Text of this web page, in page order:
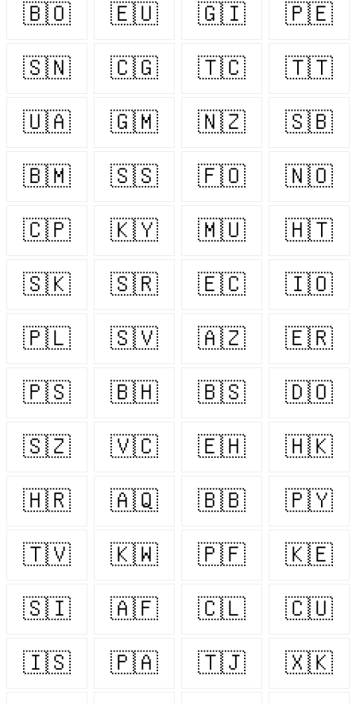
🇧🇴 🇪🇺 🇬🇮 🇵🇪
🇸🇳 🇨🇬 🇹🇨 🇹🇹
🇺🇦 🇬🇲 🇳🇿 🇸🇧
🇧🇲 🇸🇸 🇫🇴 🇳🇴
🇨🇵 🇰🇾 🇲🇺 🇭🇹
🇸🇰 🇸🇷 🇪🇨 🇮🇴
🇵🇱 🇸🇻 🇦🇿 🇪🇷
🇵🇸 🇧🇭 🇧🇸 🇩🇴
🇸🇿 🇻🇨 🇪🇭 🇭🇰
🇭🇷 🇦🇶 🇧🇧 🇵🇾
🇹🇻 🇰🇼 🇵🇫 🇰🇪
🇸🇮 🇦🇫 🇨🇱 🇨🇺
🇮🇸 🇵🇦 🇹🇯 🇽🇰